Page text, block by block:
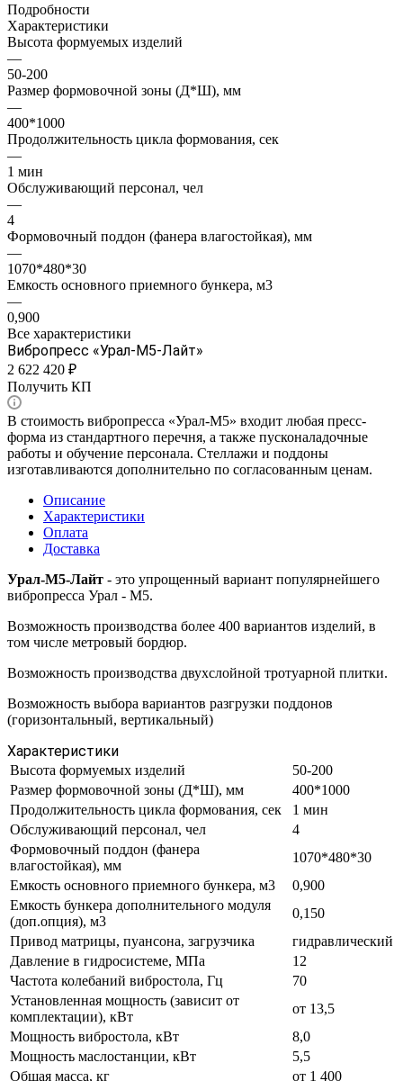
Подробности
Характеристики
Высота формуемых изделий
—
50-200
Размер формовочной зоны (Д*Ш), мм
—
400*1000
Продолжительность цикла формования, сек
—
1 мин
Обслуживающий персонал, чел
—
4
Формовочный поддон (фанера влагостойкая), мм
—
1070*480*30
Емкость основного приемного бункера, м3
—
0,900
Все характеристики
Вибропресс «Урал-М5-Лайт»
2 622 420 ₽
Получить КП
В стоимость вибропресса «Урал-М5» входит любая пресс-
форма из стандартного перечня, а также пусконаладочные
работы и обучение персонала. Стеллажи и поддоны
изготавливаются дополнительно по согласованным ценам.
Описание
Характеристики
Оплата
Доставка
Урал-М5-Лайт - это упрощенный вариант популярнейшего
вибропресса Урал - М5.
Возможность производства более 400 вариантов изделий, в
том числе метровый бордюр.
Возможность производства двухслойной тротуарной плитки.
Возможность выбора вариантов разгрузки поддонов
(горизонтальный, вертикальный)
Характеристики
Высота формуемых изделий
50-200
Размер формовочной зоны (Д*Ш), мм
400*1000
Продолжительность цикла формования, сек
1 мин
Обслуживающий персонал, чел
4
Формовочный поддон (фанера
влагостойкая), мм
1070*480*30
Емкость основного приемного бункера, м3
0,900
Емкость бункера дополнительного модуля
(доп.опция), м3
0,150
Привод матрицы, пуансона, загрузчика
гидравлический
Давление в гидросистеме, МПа
12
Частота колебаний вибростола, Гц
70
Установленная мощность (зависит от
комплектации), кВт
от 13,5
Мощность вибростола, кВт
8,0
Мощность маслостанции, кВт
5,5
Общая масса, кг
от 1 400